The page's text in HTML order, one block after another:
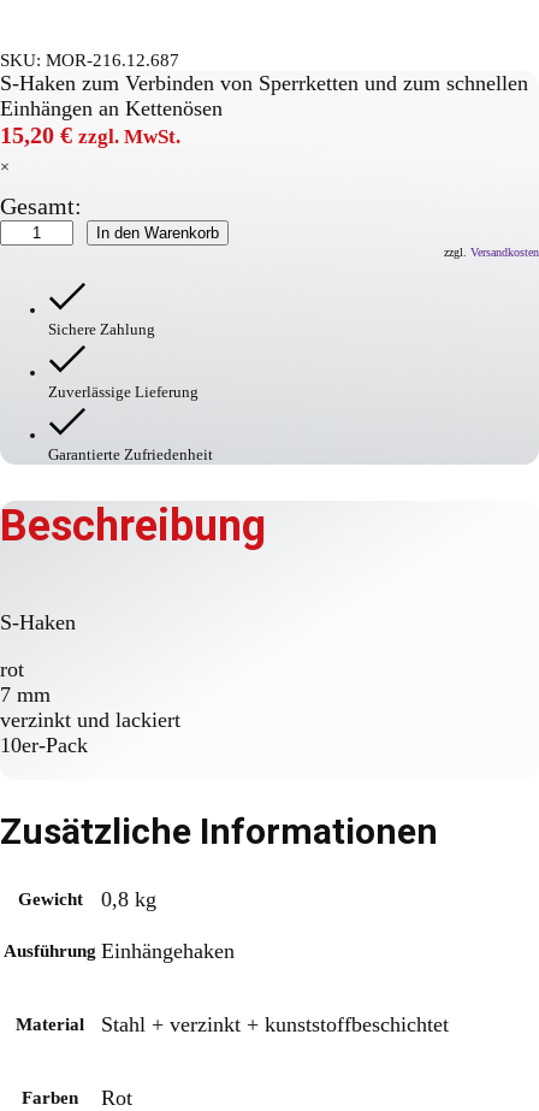
SKU: MOR-216.12.687
S-Haken zum Verbinden von Sperrketten und zum schnellen
Einhängen an Kettenösen
15,20 € zzgl. MwSt.
×
Gesamt:
Haken
In den Warenkorb
zzgl. Versandkosten
Sichere Zahlung
Zuverlässige Lieferung
Garantierte Zufriedenheit
Beschreibung
S-Haken
rot
7 mm
verzinkt und lackiert
10er-Pack
Zusätzliche Informationen
Gewicht 0,8 kg
Ausführung Einhängehaken
Material Stahl + verzinkt + kunststoffbeschichtet
Farben Rot